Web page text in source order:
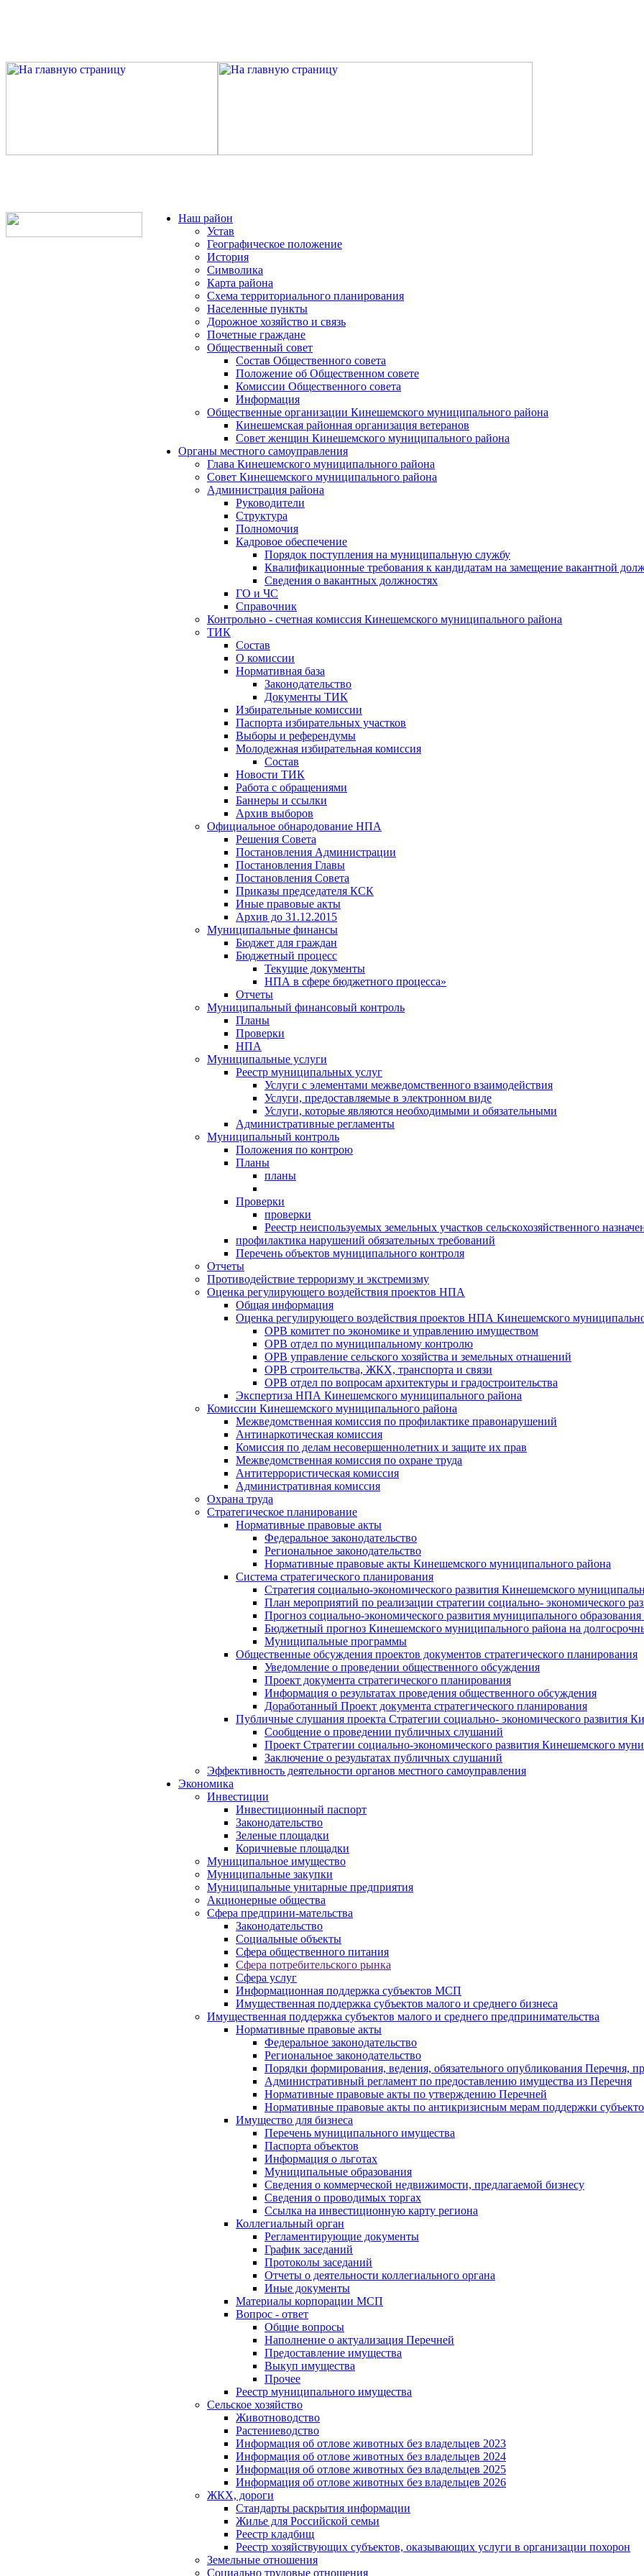
Наш район
Устав
Географическое положение
История
Символика
Карта района
Схема территориального планирования
Населенные пункты
Дорожное хозяйство и связь
Почетные граждане
Общественный совет
Состав Общественного совета
Положение об Общественном совете
Комиссии Общественного совета
Информация
Общественные организации Кинешемского муниципального района
Кинешемская районная организация ветеранов
Совет женщин Кинешемского муниципального района
Органы местного самоуправления
Глава Кинешемского муниципального района
Совет Кинешемского муниципального района
Администрация района
Руководители
Структура
Полномочия
Кадровое обеспечение
Порядок поступления на муниципальную службу
Квалификационные требования к кандидатам на замещение вакантной
Сведения о вакантных должностях
ГО и ЧС
Справочник
Контрольно - счетная комиссия Кинешемского муниципального района
ТИК
Состав
О комиссии
Нормативная база
Законодательство
Документы ТИК
Избирательные комиссии
Паспорта избирательных участков
Выборы и референдумы
Молодежная избирательная комиссия
Состав
Новости ТИК
Работа с обращениями
Баннеры и ссылки
Архив выборов
Официальное обнародование НПА
Решения Совета
Постановления Администрации
Постановления Главы
Постановления Совета
Приказы председателя КСК
Иные правовые акты
Архив до 31.12.2015
Муниципальные финансы
Бюджет для граждан
Бюджетный процесс
Текущие документы
НПА в сфере бюджетного процесса»
Отчеты
Муниципальный финансовый контроль
Планы
Проверки
НПА
Муниципальные услуги
Реестр муниципальных услуг
Услуги с элементами межведомственного взаимодействия
Услуги, предоставляемые в электронном виде
Услуги, которые являются необходимыми и обязательными
Административные регламенты
Муниципальный контроль
Положения по контрою
Планы
планы
Проверки
проверки
Реестр неиспользуемых земельных участков сельскохозяйственного
профилактика нарушений обязательных требований
Перечень объектов муниципального контроля
Отчеты
Противодействие терроризму и экстремизму
Оценка регулирующего воздействия проектов НПА
Общая информация
Оценка регулирующего воздействия проектов НПА Кинешемского
ОРВ комитет по экономике и управлению имуществом
ОРВ отдел по муниципальному контролю
ОРВ управление сельского хозяйства и земельных отнашений
ОРВ строительства, ЖКХ, транспорта и связи
ОРВ отдел по вопросам архитектуры и градостроительства
Экспертиза НПА Кинешемского муниципального района
Комиссии Кинешемского муниципального района
Межведомственная комиссия по профилактике правонарушений
Антинаркотическая комиссия
Комиссия по делам несовершеннолетних и защите их прав
Межведомственная комиссия по охране труда
Антитеррористическая комиссия
Административная комиссия
Охрана труда
Стратегическое планирование
Нормативные правовые акты
Федеральное законодательство
Региональное законодательство
Нормативные правовые акты Кинешемского муниципального района
Система стратегического планирования
Стратегия социально-экономического развития Кинешемского
План мероприятий по реализации стратегии социально- экономического
Прогноз социально-экономического развития муниципального
Бюджетный прогноз Кинешемского муниципального района на
Муниципальные программы
Общественные обсуждения проектов документов стратегического планирования
Уведомление о проведении общественного обсуждения
Проект документа стратегического планирования
Информация о результатах проведения общественного обсуждения
Доработанный Проект документа стратегического планирования
Публичные слушания проекта Стратегии социально- экономического развития
Сообщение о проведении публичных слушаний
Проект Стратегии социально-экономического развития Кинешемского
Заключение о результатах публичных слушаний
Эффективность деятельности органов местного самоуправления
Экономика
Инвестиции
Инвестиционный паспорт
Законодательство
Зеленые площадки
Коричневые площадки
Муниципальное имущество
Муниципальные закупки
Муниципальные унитарные предприятия
Акционерные общества
Сфера предприни-мательства
Законодательство
Социальные объекты
Сфера общественного питания
Сфера потребительского рынка
Сфера услуг
Информационная поддержка субъектов МСП
Имущественная поддержка субъектов малого и среднего бизнеса
Имущественная поддержка субъектов малого и среднего предпринимательства
Нормативные правовые акты
Федеральное законодательство
Региональное законодательство
Порядки формирования, ведения, обязательного опубликования Перечня,
Административный регламент по предоставлению имущества из Перечня
Нормативные правовые акты по утверждению Перечней
Нормативные правовые акты по антикризисным мерам поддержки
Имущество для бизнеса
Перечень муниципального имущества
Паспорта объектов
Информация о льготах
Муниципальные образования
Сведения о коммерческой недвижимости, предлагаемой бизнесу
Сведения о проводимых торгах
Ссылка на инвестиционную карту региона
Коллегиальный орган
Регламентирующие документы
График заседаний
Протоколы заседаний
Отчеты о деятельности коллегиального органа
Иные документы
Материалы корпорации МСП
Вопрос - ответ
Общие вопросы
Наполнение о актуализация Перечней
Предоставление имущества
Выкуп имущества
Прочее
Реестр муниципального имущества
Сельское хозяйство
Животноводство
Растениеводство
Информация об отлове животных без владельцев 2023
Информация об отлове животных без владельцев 2024
Информация об отлове животных без владельцев 2025
Информация об отлове животных без владельцев 2026
ЖКХ, дороги
Стандарты раскрытия информации
Жилье для Российской семьи
Реестр кладбищ
Реестр хозяйствующих субъектов, оказывающих услуги в организации похорон
Земельные отношения
Социально трудовые отношения